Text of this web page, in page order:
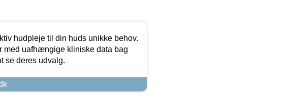
hudpleje til din huds unikke behov.
med uafhængige kliniske data bag
se deres udvalg.